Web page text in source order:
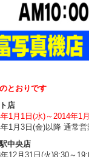
とおりです
店
1月1日(水)～2014年1
通常営
中央店
～19:00 短